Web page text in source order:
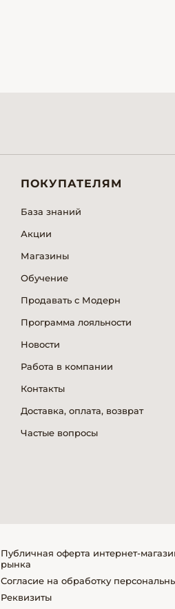
ПОКУПАТЕЛЯМ
База знаний
Акции
Магазины
Обучение
Продавать с Модерн
Программа лояльности
Новости
Работа в компании
Контакты
Доставка, оплата, возврат
Частые вопросы
Публичная оферта интернет-
рынка
Согласие на обработку
Реквизиты